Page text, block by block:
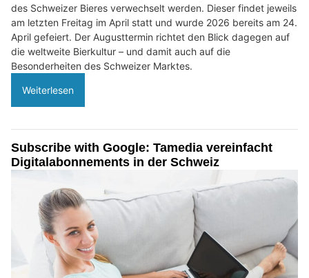
des Schweizer Bieres verwechselt werden. Dieser findet jeweils
am letzten Freitag im April statt und wurde 2026 bereits am 24.
April gefeiert. Der Augusttermin richtet den Blick dagegen auf
die weltweite Bierkultur – und damit auch auf die
Besonderheiten des Schweizer Marktes.
Weiterlesen
Subscribe with Google: Tamedia vereinfacht
Digitalabonnements in der Schweiz